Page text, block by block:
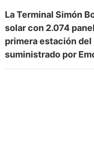
La Terminal Simón
solar con 2.074
primera estación
suministrado por